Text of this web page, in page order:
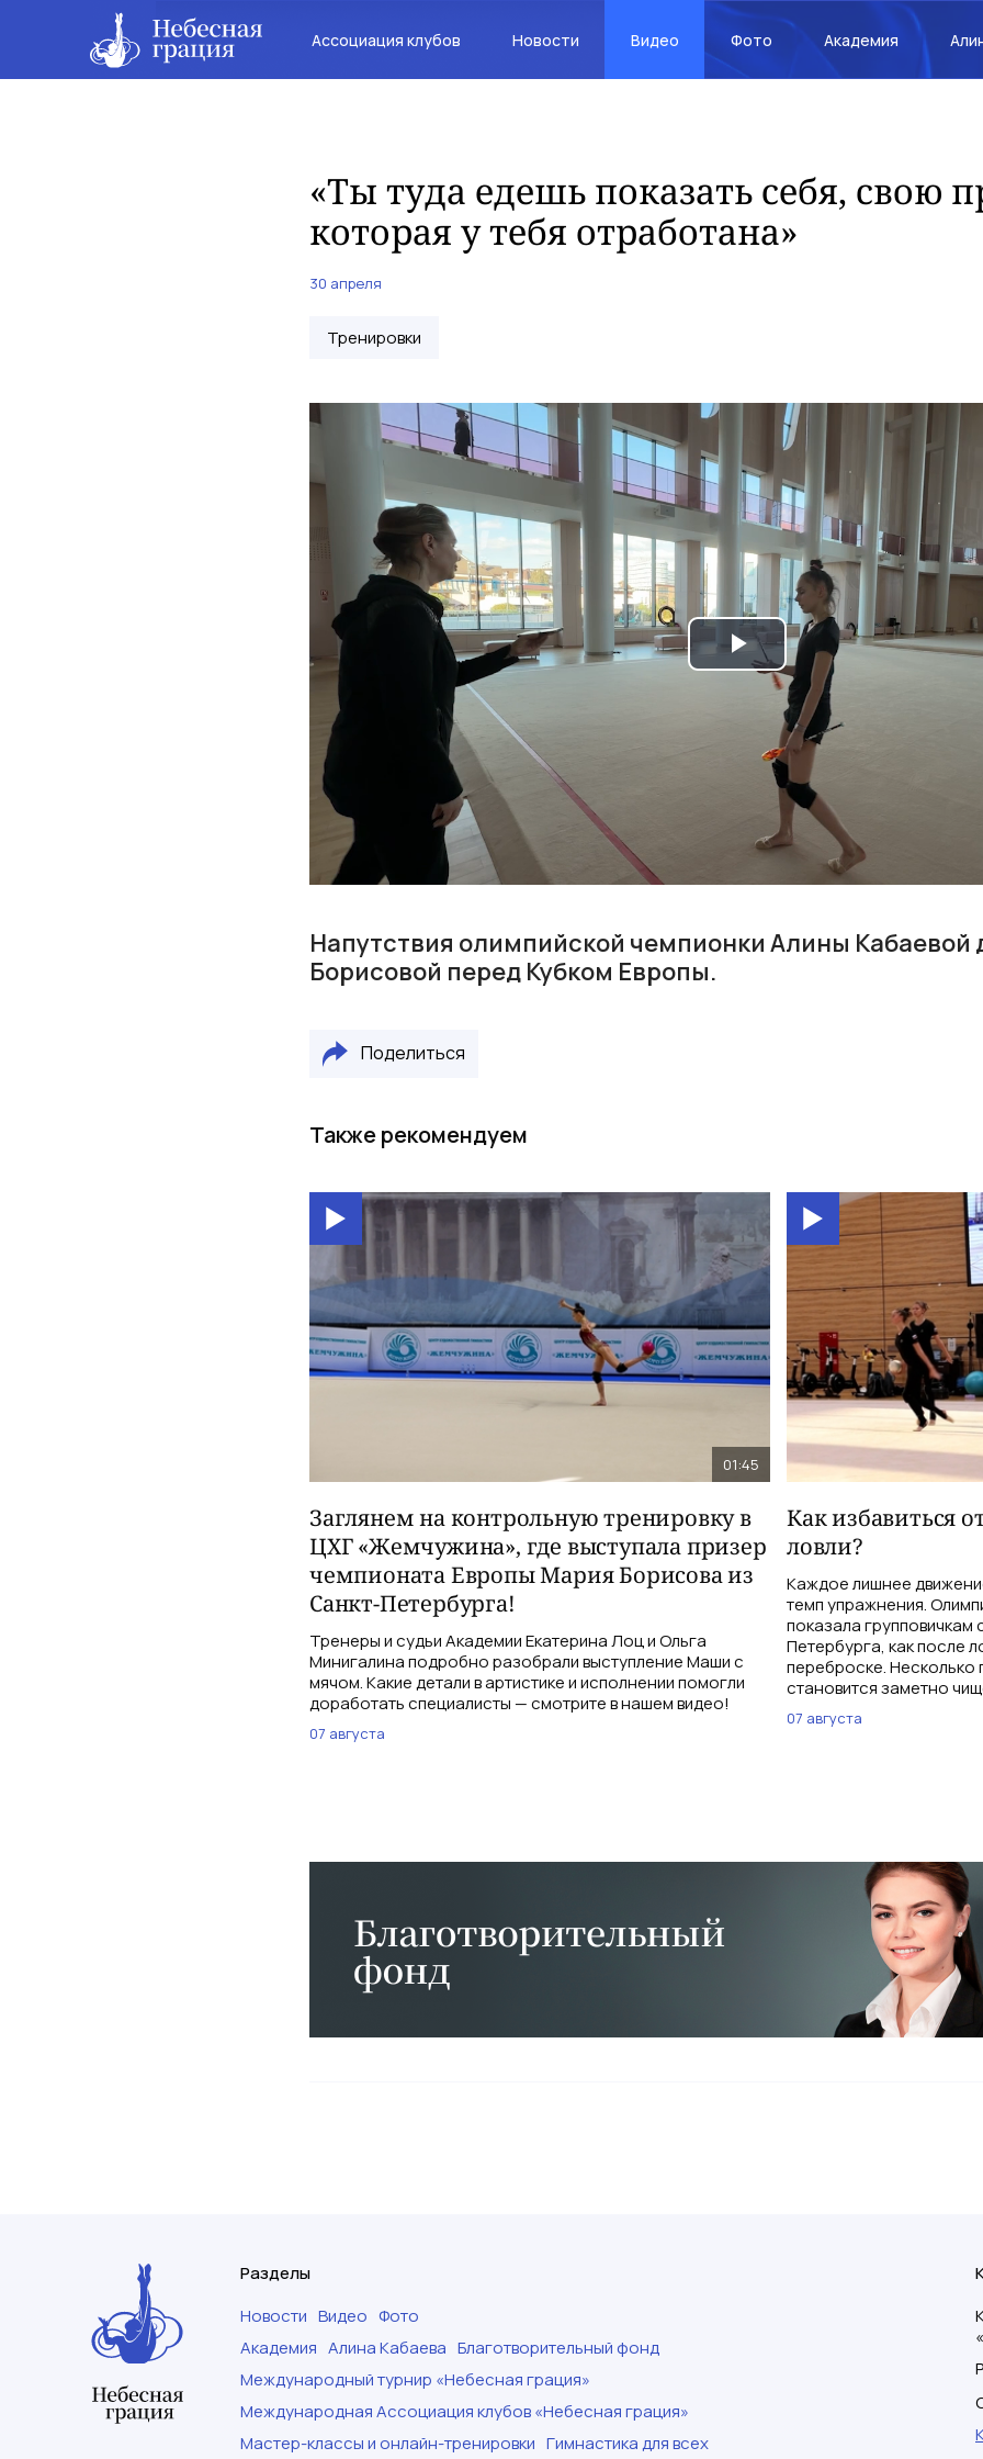
Ассоциация клубов Новости Видео Фото Академия
«Ты туда едешь показать себя, свою
которая у тебя отработана»
30 апреля
Тренировки
Play
Video
Напутствия олимпийской чемпионки Алины Кабаевой
Борисовой перед Кубком Европы.
Поделиться
Также рекомендуем
01:45
Заглянем на контрольную тренировку в
ЦХГ «Жемчужина», где выступала призер
чемпионата Европы Мария Борисова из
Санкт-Петербурга!
Тренеры и судьи Академии Екатерина Лоц и Ольга
Минигалина подробно разобрали выступление Маши с
мячом. Какие детали в артистике и исполнении помогли
доработать специалисты — смотрите в нашем видео!
07 августа
Как избавиться
ловли?
Каждое лишнее
темп упражнения.
показала групповичкам
Петербурга, как после
переброске. Несколько
становится заметно
07 августа
Разделы
Новости Видео Фото
Академия Алина Кабаева Благотворительный фонд
Международный турнир «Небесная грация»
Международная Ассоциация клубов «Небесная грация»
Мастер-классы и онлайн-тренировки Гимнастика для всех